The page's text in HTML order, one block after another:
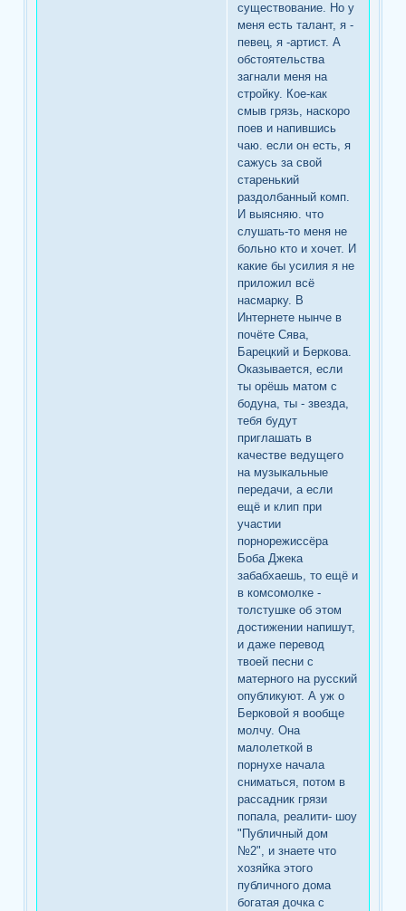
существование. Но у
меня есть талант, я -
певец, я -артист. А
обстоятельства
загнали меня на
стройку. Кое-как
смыв грязь, наскоро
поев и напившись
чаю. если он есть, я
сажусь за свой
старенький
раздолбанный комп.
И выясняю. что
слушать-то меня не
больно кто и хочет. И
какие бы усилия я не
приложил всё
насмарку. В
Интернете нынче в
почёте Сява,
Барецкий и Беркова.
Оказывается, если
ты орёшь матом с
бодуна, ты - звезда,
тебя будут
приглашать в
качестве ведущего
на музыкальные
передачи, а если
ещё и клип при
участии
порнорежиссёра
Боба Джека
забабхаешь, то ещё и
в комсомолке -
толстушке об этом
достижении напишут,
и даже перевод
твоей песни с
матерного на русский
опубликуют. А уж о
Берковой я вообще
молчу. Она
малолеткой в
порнухе начала
сниматься, потом в
рассадник грязи
попала, реалити- шоу
"Публичный дом
№2", и знаете что
хозяйка этого
публичного дома
богатая дочка с